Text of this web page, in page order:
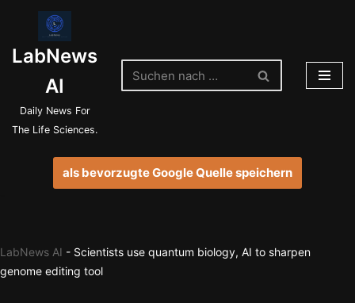
Inhalt
springen
LabNews
AI
Daily News For
The Life Sciences.
als bevorzugte Google Quelle speichern
LabNews AI - Scientists use quantum biology, AI to sharpen
genome editing tool